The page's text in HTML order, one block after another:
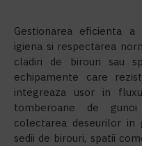
Gestionarea eficienta
igiena si respectarea
cladiri de birouri sau
echipamente care
integreaza usor in
tomberoane de
colectarea deseurilor in
sedii de birouri, spatii